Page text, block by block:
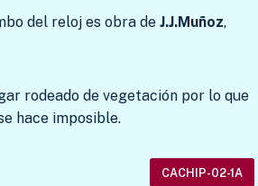
del reloj es obra de J.J.Muñoz,
rodeado de vegetación por lo que
hace imposible.
CACHIP-02-1A